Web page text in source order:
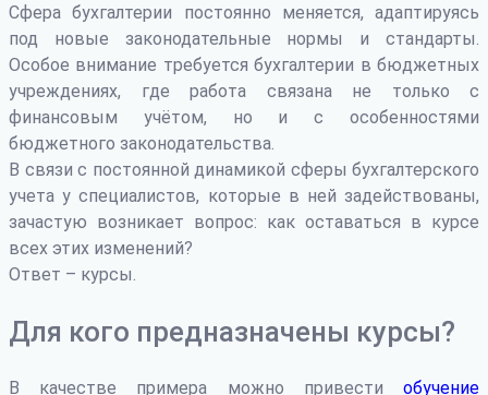
Сфера бухгалтерии постоянно меняется, адаптируясь
под новые законодательные нормы и стандарты.
Особое внимание требуется бухгалтерии в бюджетных
учреждениях, где работа связана не только с
финансовым учётом, но и с особенностями
бюджетного законодательства.
В связи с постоянной динамикой сферы бухгалтерского
учета у специалистов, которые в ней задействованы,
зачастую возникает вопрос: как оставаться в курсе
всех этих изменений?
Ответ – курсы.
Для кого предназначены курсы?
В качестве примера можно привести обучение